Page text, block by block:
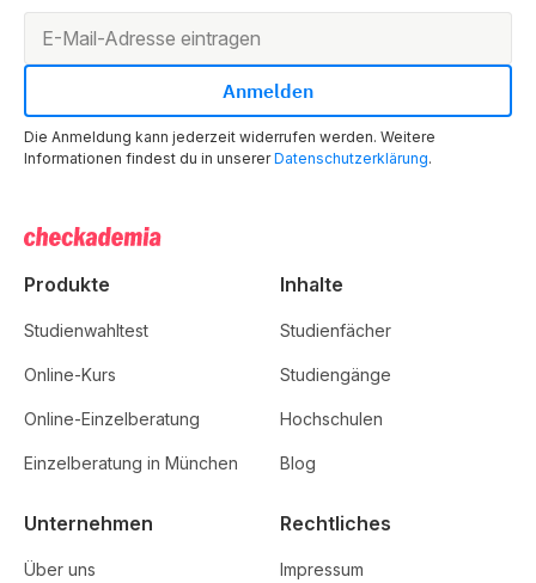
Die Anmeldung kann jederzeit widerrufen werden. Weitere
Informationen findest du in unsererDatenschutzerklärung.
Produkte
Studienwahltest
Online-Kurs
Online-Einzelberatung
Einzelberatung in München
Inhalte
Studienfächer
Studiengänge
Hochschulen
Blog
Unternehmen
Über uns
Rechtliches
Impressum